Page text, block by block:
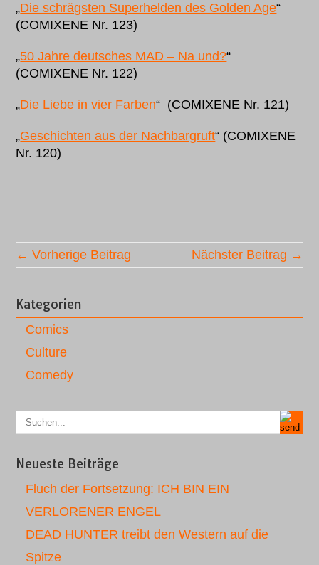
„Die schrägsten Superhelden des Golden Age“
(COMIXENE Nr. 123)
„50 Jahre deutsches MAD – Na und?“
(COMIXENE Nr. 122)
„Die Liebe in vier Farben“ (COMIXENE Nr. 121)
„Geschichten aus der Nachbargruft“ (COMIXENE
Nr. 120)
← Vorherige Beitrag Nächster Beitrag →
Kategorien
Comics
Culture
Comedy
Neueste Beiträge
Fluch der Fortsetzung: ICH BIN EIN
VERLORENER ENGEL
DEAD HUNTER treibt den Western auf die
Spitze